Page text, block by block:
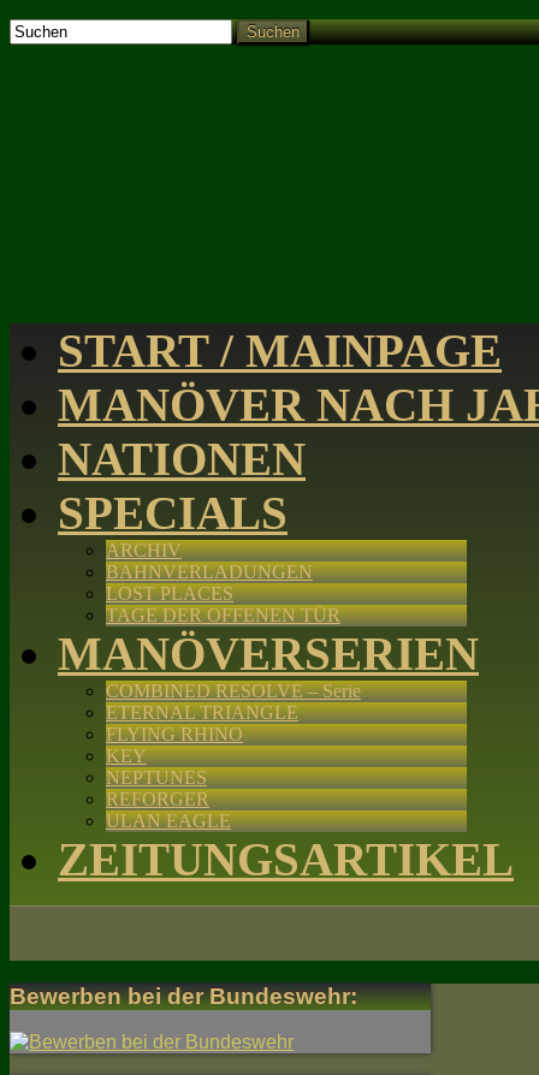
Suchen
START / MAINPAGE
MANÖVER NACH
NATIONEN
SPECIALS
ARCHIV
BAHNVERLADUNGEN
LOST PLACES
TAGE DER OFFENEN TÜR
MANÖVERSERIEN
COMBINED RESOLVE – Serie
ETERNAL TRIANGLE
FLYING RHINO
KEY
NEPTUNES
REFORGER
ULAN EAGLE
ZEITUNGSARTIKEL
Bewerben bei der Bundeswehr: